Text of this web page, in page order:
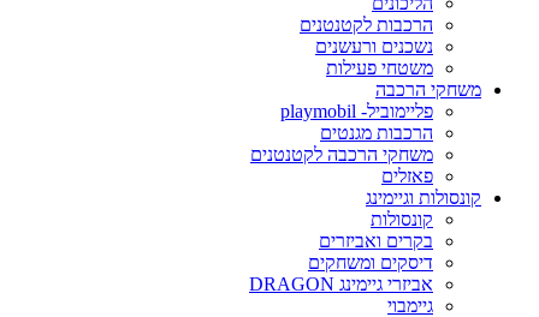
הרכבות לקטנטנים
נשכנים ורעשנים
משטחי פעילות
משחקי הרכבה
פליימוביל- playmobil
הרכבות מגנטים
משחקי הרכבה לקטנטנים
פאזלים
קונסולות וגיימינג
קונסולות
בקרים ואביזרים
דיסקים ומשחקים
אביזרי גיימינג DRAGON
גיימבוי